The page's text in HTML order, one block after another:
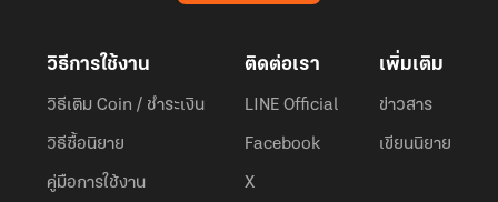
วิธีการใช้งาน
วิธีเติม Coin / ชำระเงิน
วิธีซื้อนิยาย
คู่มือการใช้งาน
ติดต่อเรา
LINE Official
Facebook
X
เพิ่มเติม
ข่าวสาร
เขียนนิยาย